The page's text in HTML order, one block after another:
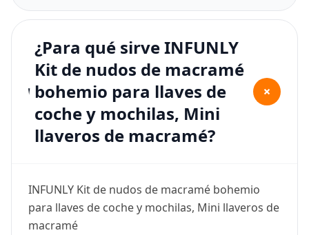
¿Para qué sirve INFUNLY
Kit de nudos de macramé
bohemio para llaves de
coche y mochilas, Mini
llaveros de macramé?
+
INFUNLY Kit de nudos de macramé bohemio
para llaves de coche y mochilas, Mini llaveros de
macramé